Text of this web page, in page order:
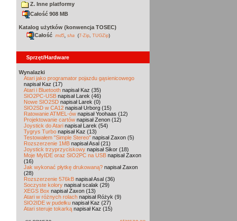
Z. Inne platformy
Całość 908 MB
Katalog użytków (konwencja TOSEC)
Całość md5 sha (7-Zip TUGZip)
Sprzęt/Hardware
Wynalazki
Atari jako programator pojazdu gąsienicowego
napisał Kaz (17)
Atari i Bluetooth napisał Kaz (35)
SIO2PC-USB napisał Larek (46)
Nowe SIO2SD napisał Larek (0)
SIO2SD w CA12 napisał Urborg (15)
Ratowanie ATMEL-ów napisał Yoohaas (12)
Projektowanie cartów napisał Zenon (12)
Joystick do Atari napisał Larek (54)
Tygrys Turbo napisał Kaz (13)
Testowałem "Simple Stereo" napisał Zaxon (5)
Rozszerzenie 1MB napisał Asal (21)
Joystick trzyprzyciskowy napisał Sikor (18)
Moje MyIDE oraz SIO2PC na USB napisał Zaxon
(16)
Jak wykonać płytkę drukowaną? napisał Zaxon
(28)
Rozszerzenie 576kB napisał Asal (36)
Soczyste kolory napisał scalak (29)
XEGS Box napisał Zaxon (13)
Atari w różnych rolach napisał Różyk (9)
SIO2IDE w pudełku napisał Kaz (27)
Atari steruje tokarką napisał Kaz (15)